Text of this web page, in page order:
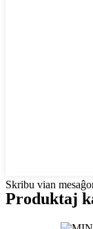
Skribu vian
Produktaj